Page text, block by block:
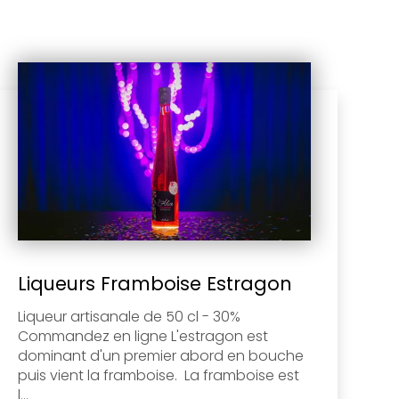
Liqueurs Framboise Estragon
Liqueur artisanale de 50 cl - 30%
Commandez en ligne L'estragon est
dominant d'un premier abord en bouche
puis vient la framboise. La framboise est